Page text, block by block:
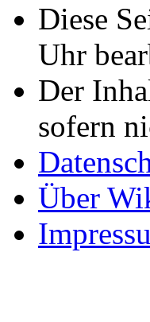
Diese
Uhr
Der
sofern
Über